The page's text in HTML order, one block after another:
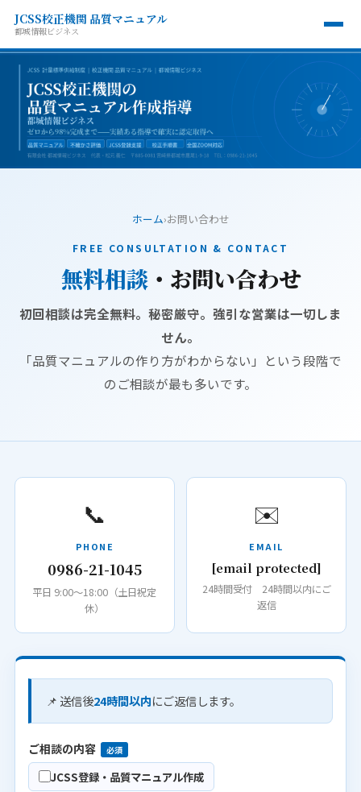
JCSS校正機関 品質マニュアル
都城情報ビジネス
ホーム›お問い合わせ
FREE CONSULTATION & CONTACT
無料相談・お問い合わせ
初回相談は完全無料。秘密厳守。強引な営業は一切しま
せん。
「品質マニュアルの作り方がわからない」という段階で
のご相談が最も多いです。
📞
PHONE
0986-21-1045
平日 9:00〜18:00（土日祝定
休）
✉️
EMAIL
[email protected]
24時間受付 24時間以内にご
返信
📌 送信後24時間以内にご返信します。
ご相談の内容 必須
JCSS登録・品質マニュアル作成